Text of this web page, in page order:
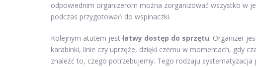
odpowiednim organizerom można zorganizować wszystko w
podczas przygotowań do wspinaczki.
Kolejnym atutem jest łatwy dostęp do sprzętu. Organizer
karabinki, linie czy uprzęże, dzięki czemu w momentach, gdy
znaleźć to, czego potrzebujemy. Tego rodzaju systematyzacja